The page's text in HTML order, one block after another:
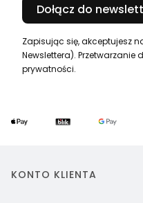
Dołącz do
Zapisując się, akceptujesz
Newslettera).
prywatności.
Linki w stopce
KONTO KLIENTA